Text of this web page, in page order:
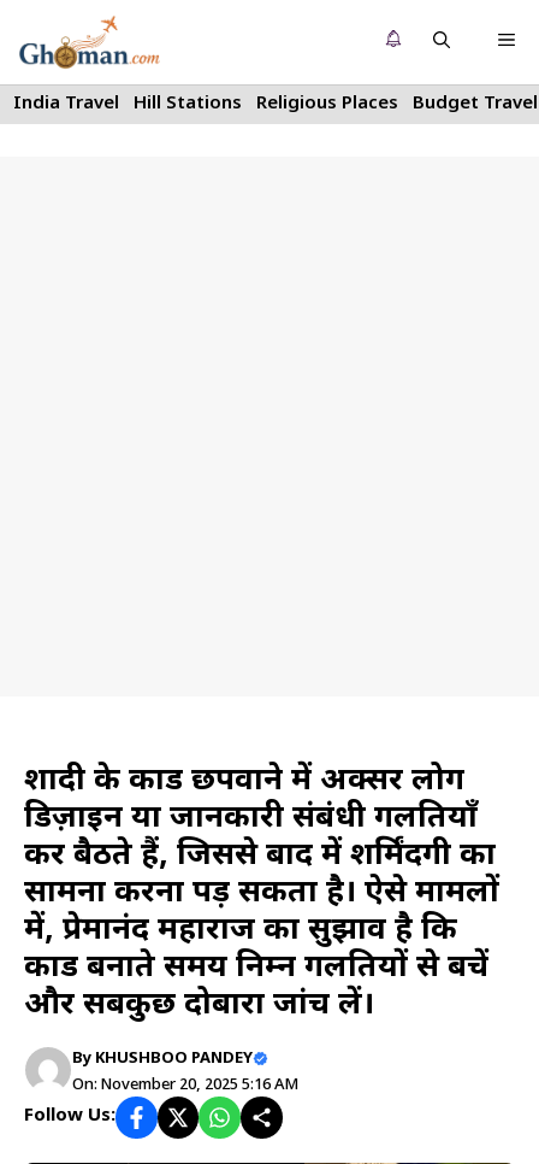
to
content
India Travel Hill Stations Religious Places Budget Travel
शादी के कार्ड छपवाने में अक्सर लोग
डिज़ाइन या जानकारी संबंधी गलतियाँ
कर बैठते हैं, जिससे बाद में शर्मिंदगी का
सामना करना पड़ सकता है। ऐसे मामलों
में, प्रेमानंद महाराज का सुझाव है कि
कार्ड बनाते समय निम्न गलतियों से बचें
और सबकुछ दोबारा जांच लें।​
By KHUSHBOO PANDEY
On: November 20, 2025 5:16 AM
Follow Us: